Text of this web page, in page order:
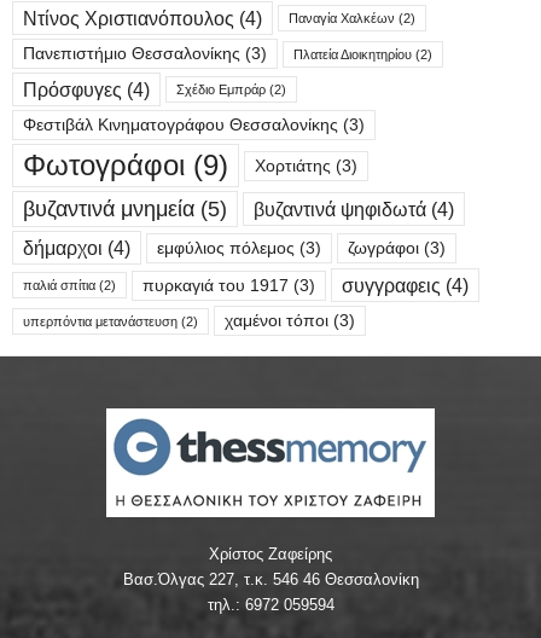
Ντίνος Χριστιανόπουλος (4) Παναγία Χαλκέων (2)
Πανεπιστήμιο Θεσσαλονίκης (3) Πλατεία Διοικητηρίου (2)
Πρόσφυγες (4) Σχέδιο Εμπράρ (2)
Φεστιβάλ Κινηματογράφου Θεσσαλονίκης (3)
Φωτογράφοι (9) Χορτιάτης (3)
βυζαντινά μνημεία (5) βυζαντινά ψηφιδωτά (4)
δήμαρχοι (4) εμφύλιος πόλεμος (3) ζωγράφοι (3)
παλιά σπίτια (2) πυρκαγιά του 1917 (3) συγγραφεις (4)
υπερπόντια μετανάστευση (2) χαμένοι τόποι (3)
Χρίστος Ζαφείρης
Βασ.Όλγας 227, τ.κ. 546 46 Θεσσαλονίκη
τηλ.: 6972 059594